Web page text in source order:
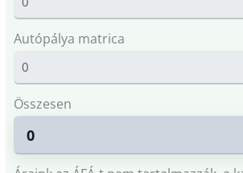
Autópálya matrica
Összesen